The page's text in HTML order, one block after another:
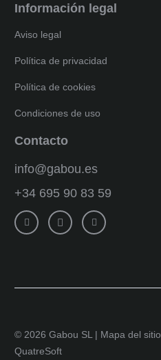
Información legal
Aviso legal
Política de privacidad
Política de cookies
Condiciones de uso
Contacto
info@gabou.es
+34 695 90 83 59
© 2026 Gabou SL | Mapa del sitio
QuatreSoft